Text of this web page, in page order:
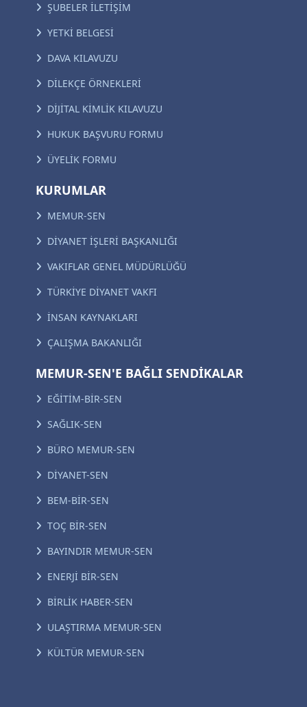
ŞUBELER İLETİŞİM
YETKİ BELGESİ
DAVA KILAVUZU
DİLEKÇE ÖRNEKLERİ
DİJİTAL KİMLİK KILAVUZU
HUKUK BAŞVURU FORMU
ÜYELİK FORMU
KURUMLAR
MEMUR-SEN
DİYANET İŞLERİ BAŞKANLIĞI
VAKIFLAR GENEL MÜDÜRLÜĞÜ
TÜRKİYE DİYANET VAKFI
İNSAN KAYNAKLARI
ÇALIŞMA BAKANLIĞI
MEMUR-SEN'E BAĞLI SENDİKALAR
EĞİTİM-BİR-SEN
SAĞLIK-SEN
BÜRO MEMUR-SEN
DİYANET-SEN
BEM-BİR-SEN
TOÇ BİR-SEN
BAYINDIR MEMUR-SEN
ENERJİ BİR-SEN
BİRLİK HABER-SEN
ULAŞTIRMA MEMUR-SEN
KÜLTÜR MEMUR-SEN